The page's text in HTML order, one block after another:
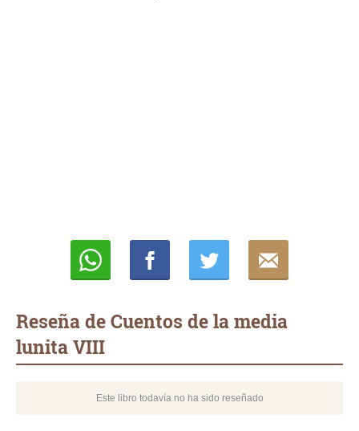
Reseña de Cuentos de la media
lunita VIII
Este libro todavía no ha sido reseñado